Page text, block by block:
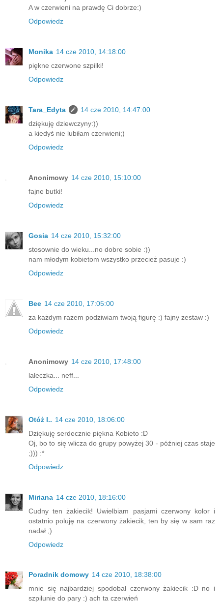
A w czerwieni na prawdę Ci dobrze:)
Odpowiedz
Monika 14 cze 2010, 14:18:00
piękne czerwone szpilki!
Odpowiedz
Tara_Edyta
14 cze 2010, 14:47:00
dziękuję dziewczyny:))
a kiedyś nie lubiłam czerwieni;)
Odpowiedz
Anonimowy 14 cze 2010, 15:10:00
fajne butki!
Odpowiedz
Gosia 14 cze 2010, 15:32:00
stosownie do wieku...no dobre sobie :))
nam młodym kobietom wszystko przecież pasuje :)
Odpowiedz
Bee 14 cze 2010, 17:05:00
za każdym razem podziwiam twoją figurę :) fajny zestaw :)
Odpowiedz
Anonimowy 14 cze 2010, 17:48:00
laleczka... neff...
Odpowiedz
Otóż I.. 14 cze 2010, 18:06:00
Dziękuję serdecznie piękna Kobieto :D
Oj, bo to się wlicza do grupy powyżej 30 - później czas staje
;))) :*
Odpowiedz
Miriana 14 cze 2010, 18:16:00
Cudny ten żakiecik! Uwielbiam pasjami czerwony kolor i
ostatnio poluję na czerwony żakiecik, ten by się w sam raz
nadał ;)
Odpowiedz
Poradnik domowy 14 cze 2010, 18:38:00
mnie się najbardziej spodobał czerwony żakiecik :D no i
szpilunie do pary :) ach ta czerwień